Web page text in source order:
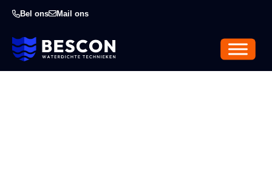
Bel ons Mail ons